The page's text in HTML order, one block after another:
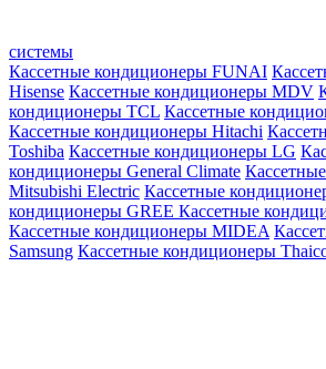
системы
Кассетные кондиционеры FUNAI
Hisense Кассетные кондиционеры MDV
кондиционеры TCL Кассетные
Кассетные кондиционеры Hitachi
Toshiba Кассетные кондиционеры LG
кондиционеры General Climate
Mitsubishi Electric Кассетные
кондиционеры GREE Кассетные
Кассетные кондиционеры MIDEA
Samsung Кассетные кондиционеры